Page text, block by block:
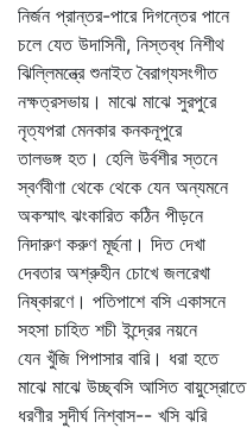
নির্জন প্রান্তর-পারে দিগন্তের পানে
চলে যেত উদাসিনী, নিস্তব্ধ নিশীথ
ঝিল্লিমন্ত্রে শুনাইত বৈরাগ্যসংগীত
নক্ষত্রসভায়। মাঝে মাঝে সুরপুরে
নৃত্যপরা মেনকার কনকনূপুরে
তালভঙ্গ হত। হেলি উর্বশীর স্তনে
স্বর্ণবীণা থেকে থেকে যেন অন্যমনে
অকস্মাৎ ঝংকারিত কঠিন পীড়নে
নিদারুণ করুণ মূর্ছনা। দিত দেখা
দেবতার অশ্রুহীন চোখে জলরেখা
নিষ্কারণে। পতিপাশে বসি একাসনে
সহসা চাহিত শচী ইন্দ্রের নয়নে
যেন খুঁজি পিপাসার বারি। ধরা হতে
মাঝে মাঝে উচ্ছ্বসি আসিত বায়ুস্রোতে
ধরণীর সুদীর্ঘ নিশ্বাস-- খসি ঝরি